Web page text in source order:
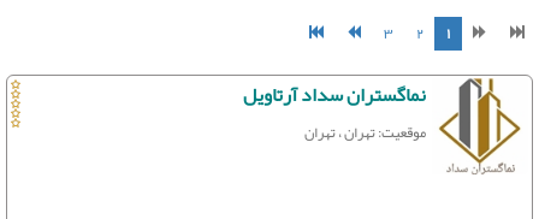
۱ ۲ ۳
نماگستران سداد آرتاویل
موقعیت: تهران ، تهران